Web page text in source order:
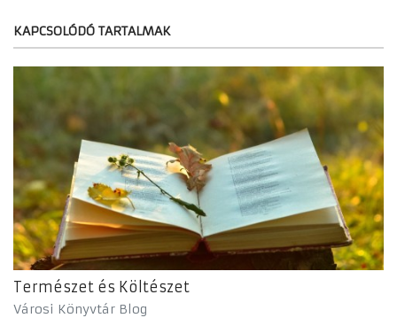
KAPCSOLÓDÓ TARTALMAK
Természet és Költészet
Városi Könyvtár Blog